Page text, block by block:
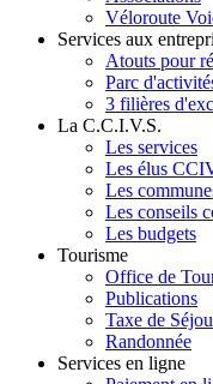
Véloroute
Services aux
Atouts pour
Parc
3 filières
La C.C.I.V.S.
Les services
Les élus
Les
Les conseils
Les budgets
Tourisme
Office de
Publications
Taxe de
Randonnée
Services en ligne